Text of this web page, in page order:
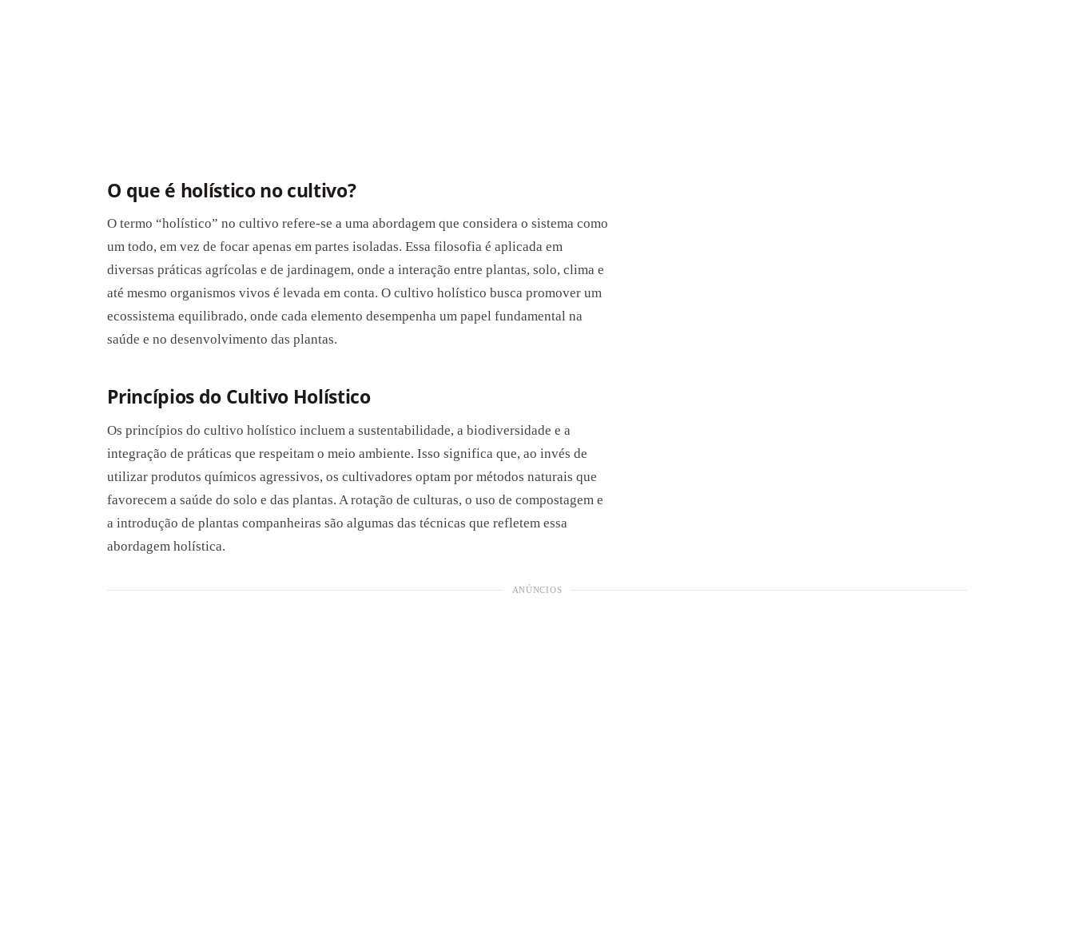
O que é holístico no cultivo?
O termo “holístico” no cultivo refere-se a uma abordagem que considera o sistema como
um todo, em vez de focar apenas em partes isoladas. Essa filosofia é aplicada em
diversas práticas agrícolas e de jardinagem, onde a interação entre plantas, solo, clima e
até mesmo organismos vivos é levada em conta. O cultivo holístico busca promover um
ecossistema equilibrado, onde cada elemento desempenha um papel fundamental na
saúde e no desenvolvimento das plantas.
Princípios do Cultivo Holístico
Os princípios do cultivo holístico incluem a sustentabilidade, a biodiversidade e a
integração de práticas que respeitam o meio ambiente. Isso significa que, ao invés de
utilizar produtos químicos agressivos, os cultivadores optam por métodos naturais que
favorecem a saúde do solo e das plantas. A rotação de culturas, o uso de compostagem e
a introdução de plantas companheiras são algumas das técnicas que refletem essa
abordagem holística.
ANÚNCIOS